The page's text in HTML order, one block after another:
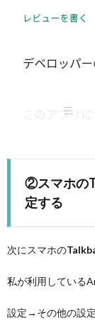
②スマホの
定する
次にスマホの
私が利用している
設定→その他の設